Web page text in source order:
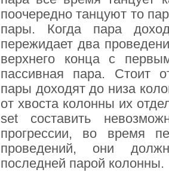
поочередно танцуют то
пары. Когда пара
пережидает два
верхнего конца с
пассивная пара. Стоит
пары доходят до низа
от хвоста колонны их
set составить
прогрессии, во время
проведений, они
последней парой колонны.